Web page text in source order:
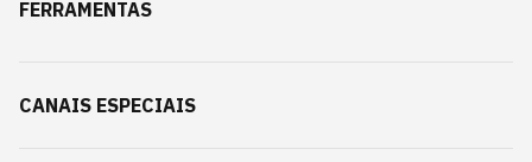
FERRAMENTAS
CANAIS ESPECIAIS